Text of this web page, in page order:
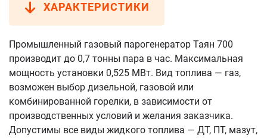
ХАРАКТЕРИСТИКИ
Промышленный газовый парогенератор Таян 700
производит до 0,7 тонны пара в час. Максимальная
мощность установки 0,525 МВт. Вид топлива — газ,
возможен выбор дизельной, газовой или
комбинированной горелки, в зависимости от
производственных условий и желания заказчика.
Допустимы все виды жидкого топлива — ДТ, ПТ, мазут,